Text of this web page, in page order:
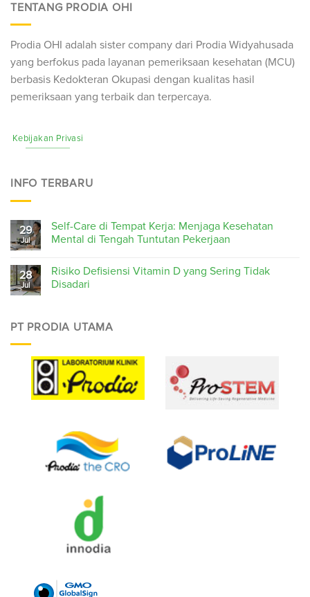
TENTANG PRODIA OHI
Prodia OHI adalah sister company dari Prodia Widyahusada
yang berfokus pada layanan pemeriksaan kesehatan (MCU)
berbasis Kedokteran Okupasi dengan kualitas hasil
pemeriksaan yang terbaik dan terpercaya.
Kebijakan Privasi
INFO TERBARU
29
Jul
Self-Care di Tempat Kerja: Menjaga Kesehatan
Mental di Tengah Tuntutan Pekerjaan
28
Jul
Risiko Defisiensi Vitamin D yang Sering Tidak
Disadari
PT PRODIA UTAMA